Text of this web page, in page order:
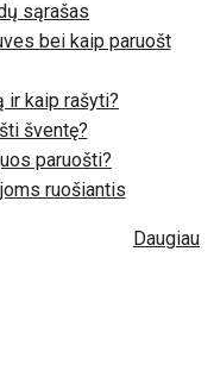
sąrašas
bei kaip paruošt
ir kaip rašyti?
šventę?
paruošti?
ruošiantis
Daugiau